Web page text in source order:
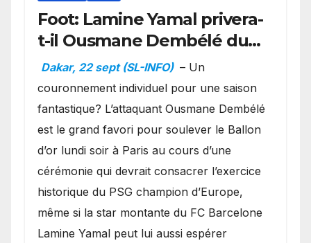
Foot: Lamine Yamal privera-
t-il Ousmane Dembélé du
Ballon d’or ?
Dakar, 22 sept (SL-INFO) – Un
couronnement individuel pour une saison
fantastique? L’attaquant Ousmane Dembélé
est le grand favori pour soulever le Ballon
d’or lundi soir à Paris au cours d’une
cérémonie qui devrait consacrer l’exercice
historique du PSG champion d’Europe,
même si la star montante du FC Barcelone
Lamine Yamal peut lui aussi espérer